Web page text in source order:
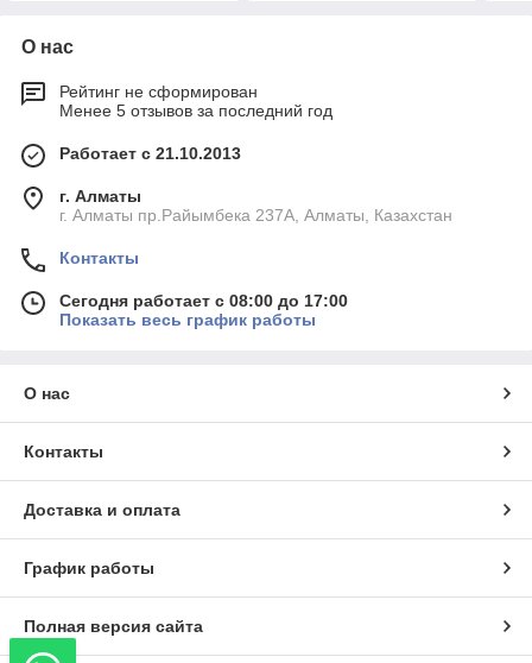
О нас
Рейтинг не сформирован
Менее 5 отзывов за последний год
Работает с 21.10.2013
г. Алматы
г. Алматы пр.Райымбека 237А, Алматы, Казахстан
Контакты
Сегодня работает с 08:00 до 17:00
Показать весь график работы
О нас
Контакты
Доставка и оплата
График работы
Полная версия сайта